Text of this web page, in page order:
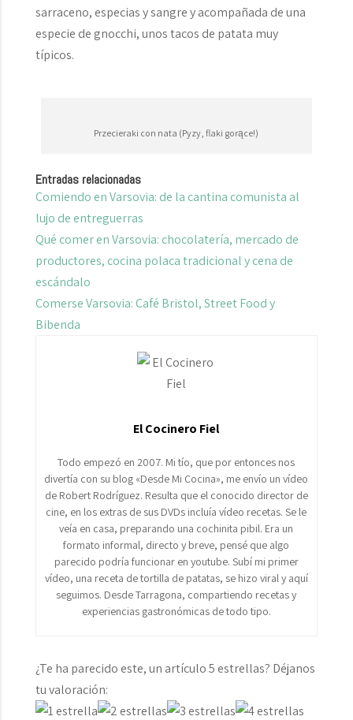
sarraceno, especias y sangre y acompañada de una
especie de gnocchi, unos tacos de patata muy
típicos.
Przecieraki con nata (Pyzy, flaki gorące!)
Entradas relacionadas
Comiendo en Varsovia: de la cantina comunista al
lujo de entreguerras
Qué comer en Varsovia: chocolatería, mercado de
productores, cocina polaca tradicional y cena de
escándalo
Comerse Varsovia: Café Bristol, Street Food y
Bibenda
El Cocinero Fiel
Todo empezó en 2007. Mi tío, que por entonces nos
divertía con su blog «Desde Mi Cocina», me envío un vídeo
de Robert Rodríguez. Resulta que el conocido director de
cine, en los extras de sus DVDs incluía vídeo recetas. Se le
veía en casa, preparando una cochinita pibil. Era un
formato informal, directo y breve, pensé que algo
parecido podría funcionar en youtube. Subí mi primer
vídeo, una receta de tortilla de patatas, se hizo viral y aquí
seguimos. Desde Tarragona, compartiendo recetas y
experiencias gastronómicas de todo tipo.
¿Te ha parecido este, un artículo 5 estrellas? Déjanos
tu valoración: